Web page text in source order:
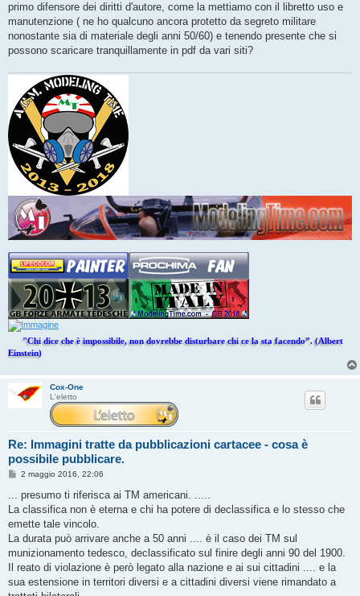
a
g
i
o
primo difensore dei diritti d'autore, come la mettiamo con il libretto uso e
manutenzione ( ne ho qualcuno ancora protetto da segreto militare
nonostante sia di materiale degli anni 50/60) e tenendo presente che si
possono scaricare tranquillamente in pdf da vari siti?
"Chi dice che è impossibile, non dovrebbe disturbare chi ce la sta facendo”. (Albert
Einstein)
Cox-One
L'eletto
Re: Immagini tratte da pubblicazioni cartacee - cosa è
possibile pubblicare.
M
s
s
a
g
i
o
2 maggio 2016, 22:06
... presumo ti riferisca ai TM americani. .....
La classifica non è eterna e chi ha potere di declassifica e lo stesso che
emette tale vincolo.
La durata può arrivare anche a 50 anni .... è il caso dei TM sul
munizionamento tedesco, declassificato sul finire degli anni 90 del 1900.
Il reato di violazione è però legato alla nazione e ai sui cittadini .... e la
sua estensione in territori diversi e a cittadini diversi viene rimandato a